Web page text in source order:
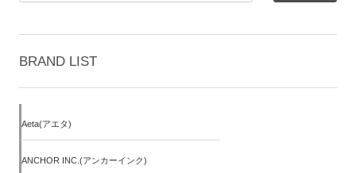
BRAND LIST
Aeta(アエタ)
ANCHOR INC.(アンカーインク)